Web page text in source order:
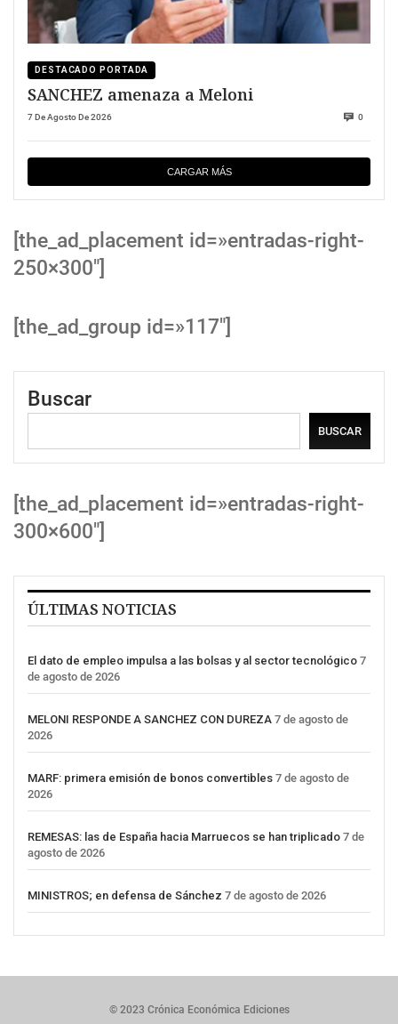
DESTACADO PORTADA
SANCHEZ amenaza a Meloni
7 De Agosto De 2026 0
CARGAR MÁS
[the_ad_placement id=»entradas-right-
250×300″]
[the_ad_group id=»117″]
Buscar
BUSCAR
[the_ad_placement id=»entradas-right-
300×600″]
ÚLTIMAS NOTICIAS
El dato de empleo impulsa a las bolsas y al sector tecnológico 7
de agosto de 2026
MELONI RESPONDE A SANCHEZ CON DUREZA 7 de agosto de
2026
MARF: primera emisión de bonos convertibles 7 de agosto de
2026
REMESAS: las de España hacia Marruecos se han triplicado 7 de
agosto de 2026
MINISTROS; en defensa de Sánchez 7 de agosto de 2026
© 2023 Crónica Económica Ediciones